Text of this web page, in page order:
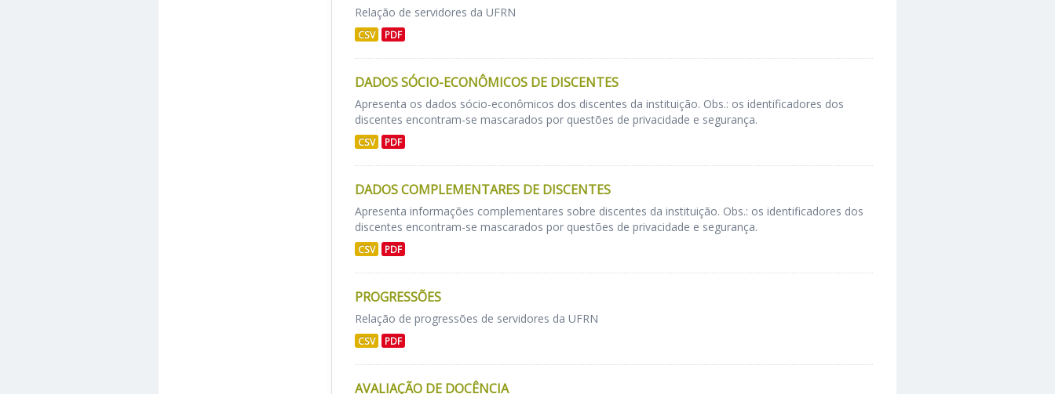
Relação de servidores da UFRN
CSV PDF
DADOS SÓCIO-ECONÔMICOS DE DISCENTES
Apresenta os dados sócio-econômicos dos discentes da instituição. Obs.: os identificadores dos
discentes encontram-se mascarados por questões de privacidade e segurança.
CSV PDF
DADOS COMPLEMENTARES DE DISCENTES
Apresenta informações complementares sobre discentes da instituição. Obs.: os identificadores dos
discentes encontram-se mascarados por questões de privacidade e segurança.
CSV PDF
PROGRESSÕES
Relação de progressões de servidores da UFRN
CSV PDF
AVALIAÇÃO DE DOCÊNCIA